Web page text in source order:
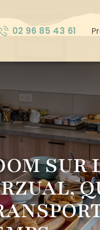
02 96 85 43 61
SUR